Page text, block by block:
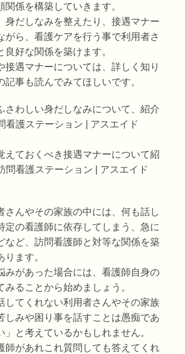
関係を構築していきます。
身だしなみを整えたり、接遇マナー
がら、看護ケアを行う事で利用者さ
良好な関係を築けます。
遇マナーについては、詳しく知り
記事も読んでみてほしいです。
さわしい身だしなみについて、紹介
看護ステーション | アスエイド
えておくべき接遇マナーについて紹
問看護ステーション | アスエイド
さんやその家族の中には、何も話し
定の看護師に依存してしまう、急に
など、訪問看護師と対等な関係を築
ります。
みがあった場合には、看護師自身の
みることから始めましょう。
してくれない利用者さんやその家族
しみや困り事を話すことは愚痴であ
」と考えているかもしれません。
師があれこれ質問しても答えてくれ